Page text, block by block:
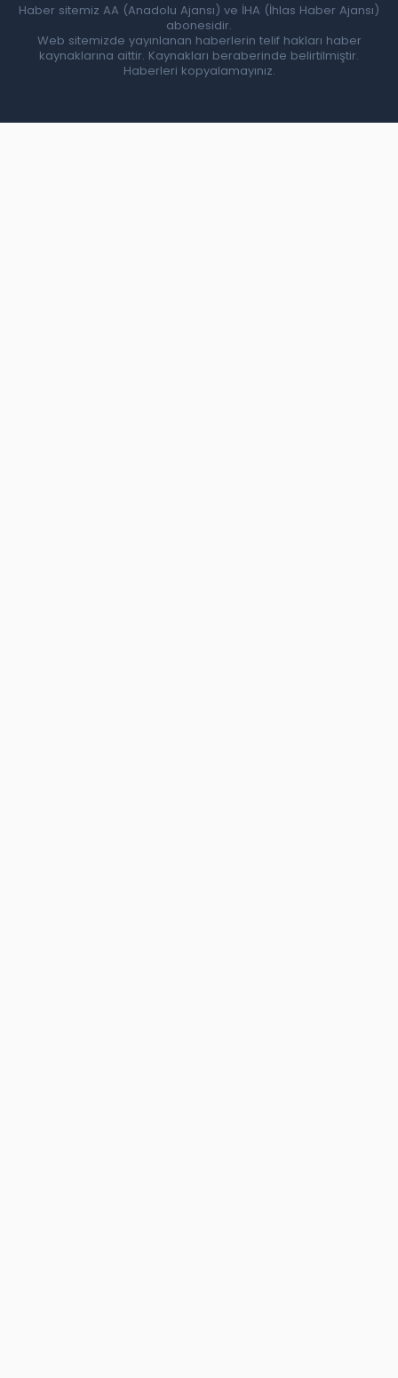
Haber sitemiz AA (Anadolu Ajansı) ve İHA (İhlas Haber Ajansı)
abonesidir.
Web sitemizde yayınlanan haberlerin telif hakları haber
kaynaklarına aittir. Kaynakları beraberinde belirtilmiştir.
Haberleri kopyalamayınız.